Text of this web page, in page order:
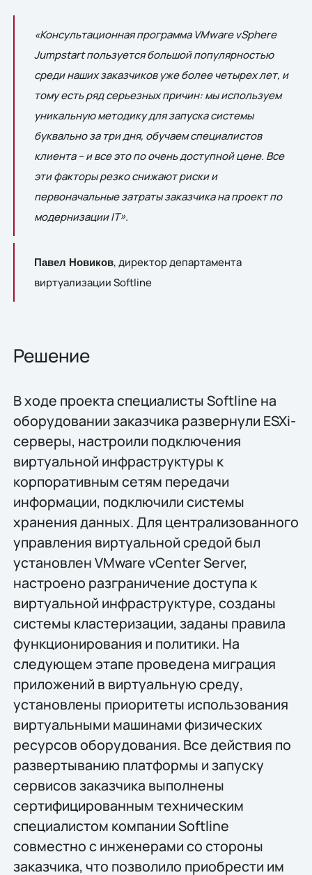
«Консультационная программа VMware vSphere
Jumpstart пользуется большой популярностью
среди наших заказчиков уже более четырех лет, и
тому есть ряд серьезных причин: мы используем
уникальную методику для запуска системы
буквально за три дня, обучаем специалистов
клиента – и все это по очень доступной цене. Все
эти факторы резко снижают риски и
первоначальные затраты заказчика на проект по
модернизации IT».
Павел Новиков, директор департамента
виртуализации Softline
Решение
В ходе проекта специалисты Softline на
оборудовании заказчика развернули ESXi-
серверы, настроили подключения
виртуальной инфраструктуры к
корпоративным сетям передачи
информации, подключили системы
хранения данных. Для централизованного
управления виртуальной средой был
установлен VMware vCenter Server,
настроено разграничение доступа к
виртуальной инфраструктуре, созданы
системы кластеризации, заданы правила
функционирования и политики. На
следующем этапе проведена миграция
приложений в виртуальную среду,
установлены приоритеты использования
виртуальными машинами физических
ресурсов оборудования. Все действия по
развертыванию платформы и запуску
сервисов заказчика выполнены
сертифицированным техническим
специалистом компании Softline
совместно с инженерами со стороны
заказчика, что позволило приобрести им